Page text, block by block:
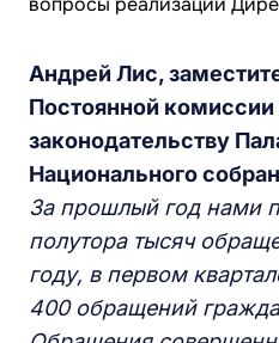
Андрей Лис,
Постоянной комиссии
законодательству
Национального
За прошлый год нами
полутора тысяч
году, в первом
400 обращений